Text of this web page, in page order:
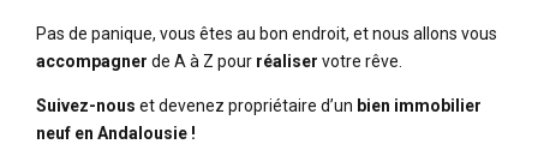
Pas de panique, vous êtes au bon endroit, et nous allons vous
accompagner de A à Z pour réaliser votre rêve.
Suivez-nous et devenez propriétaire d’un bien immobilier
neuf en Andalousie !